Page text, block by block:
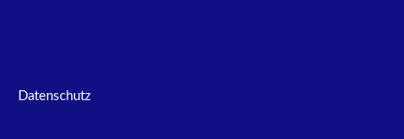
Datenschutz